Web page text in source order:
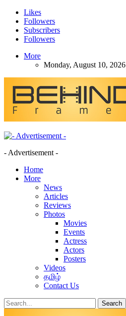
Likes
Followers
Subscribers
Followers
More
Monday, August 10, 2026
- Advertisement -
Home
More
News
Articles
Reviews
Photos
Movies
Events
Actress
Actors
Posters
Videos
தமிழ்
Contact Us